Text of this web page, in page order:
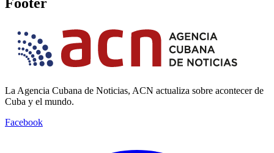
La Agencia Cubana de Noticias, ACN actualiza sobre acontecer de
Cuba y el mundo.
Facebook